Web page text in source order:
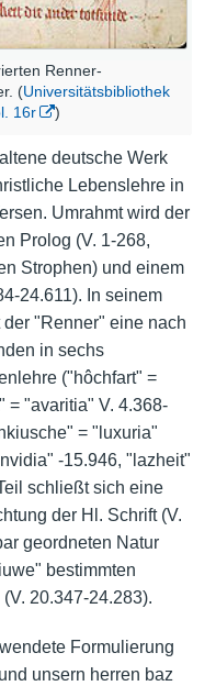
Renner-
(Universitätsbibliothek
16r
)
deutsche Werk
Lebenslehre in
Umrahmt wird der
Prolog (V. 1-268,
Strophen) und einem
24.611). In seinem
"Renner" eine nach
in sechs
("hôchfart" =
= "avaritia" V. 4.368-
= "luxuria"
-15.946, "lazheit"
schließt sich eine
der Hl. Schrift (V.
geordneten Natur
bestimmten
20.347-24.283).
Formulierung
unsern herren baz